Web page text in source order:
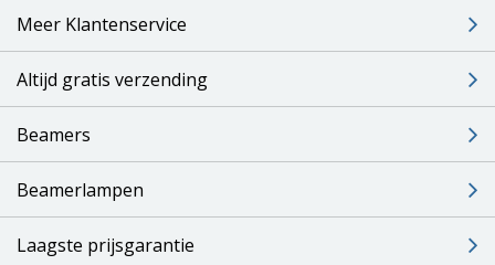
Meer Klantenservice
Altijd gratis verzending
Beamers
Beamerlampen
Laagste prijsgarantie